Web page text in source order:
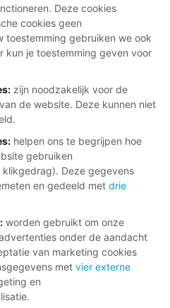
Deze cookies
cookies geen
toestemming gebruiken we ook
kun je toestemming geven voor
zijn noodzakelijk voor de
de website. Deze kunnen niet
: helpen ons te begrijpen hoe
gebruiken
Deze gegevens
en gedeeld met drie
: worden gebruikt om onze
onder de aandacht
van marketing cookies
met vier externe
en